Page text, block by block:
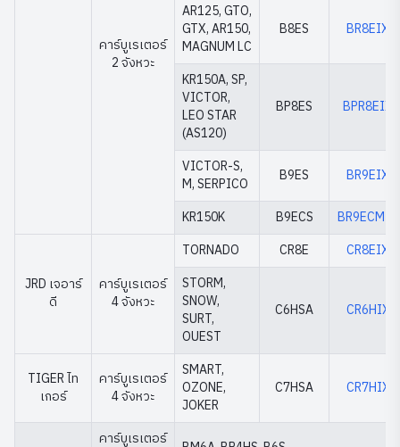
คาร์บูเรเตอร์
2 จังหวะ
AR125, GTO,
GTX, AR150,
MAGNUM LC
B8ES BR8EIX
KR150A, SP,
VICTOR,
LEO STAR
(AS120)
BP8ES BPR8EIX
VICTOR-S,
M, SERPICO
B9ES BR9EIX
KR150K B9ECS BR9ECMIX
JRD เจอาร์
ดี
คาร์บูเรเตอร์
4 จังหวะ
TORNADO CR8E
CR8EIX
STORM,
SNOW,
SURT,
OUEST
C6HSA CR6HIX
TIGER ไท
เกอร์
คาร์บูเรเตอร์
4 จังหวะ
SMART,
OZONE,
JOKER
C7HSA CR7HIX
คาร์บูเรเตอร์